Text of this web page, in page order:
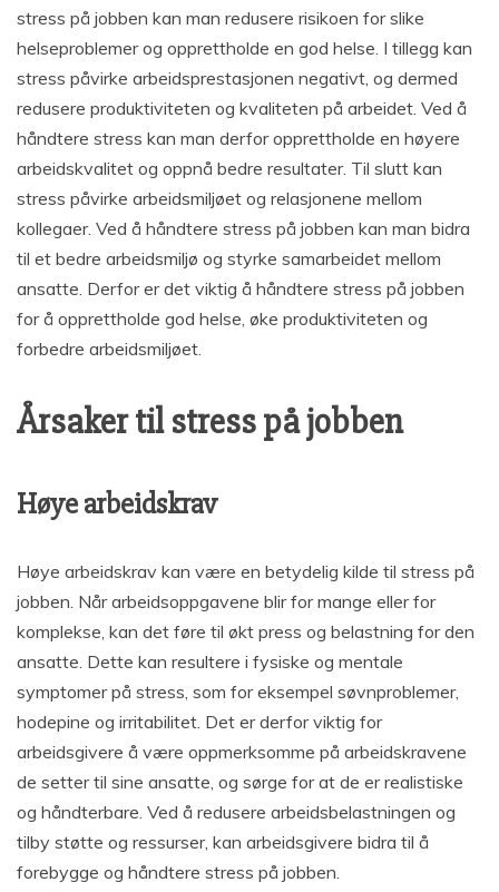
stress på jobben kan man redusere risikoen for slike
helseproblemer og opprettholde en god helse. I tillegg kan
stress påvirke arbeidsprestasjonen negativt, og dermed
redusere produktiviteten og kvaliteten på arbeidet. Ved å
håndtere stress kan man derfor opprettholde en høyere
arbeidskvalitet og oppnå bedre resultater. Til slutt kan
stress påvirke arbeidsmiljøet og relasjonene mellom
kollegaer. Ved å håndtere stress på jobben kan man bidra
til et bedre arbeidsmiljø og styrke samarbeidet mellom
ansatte. Derfor er det viktig å håndtere stress på jobben
for å opprettholde god helse, øke produktiviteten og
forbedre arbeidsmiljøet.
Årsaker til stress på jobben
Høye arbeidskrav
Høye arbeidskrav kan være en betydelig kilde til stress på
jobben. Når arbeidsoppgavene blir for mange eller for
komplekse, kan det føre til økt press og belastning for den
ansatte. Dette kan resultere i fysiske og mentale
symptomer på stress, som for eksempel søvnproblemer,
hodepine og irritabilitet. Det er derfor viktig for
arbeidsgivere å være oppmerksomme på arbeidskravene
de setter til sine ansatte, og sørge for at de er realistiske
og håndterbare. Ved å redusere arbeidsbelastningen og
tilby støtte og ressurser, kan arbeidsgivere bidra til å
forebygge og håndtere stress på jobben.